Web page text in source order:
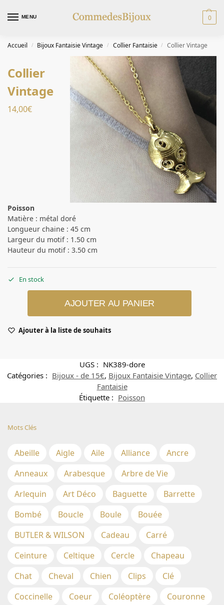
MENU 0
Accueil / Bijoux Fantaisie Vintage / Collier Fantaisie / Collier Vintage
Collier
Vintage
14,00€
Poisson
Matière : métal doré
Longueur chaine : 45 cm
Largeur du motif : 1.50 cm
Hauteur du motif : 3.50 cm
En stock
AJOUTER AU PANIER
Ajouter à la liste de souhaits
UGS : NK389-dore
Catégories : Bijoux - de 15€, Bijoux Fantaisie Vintage, Collier
Fantaisie
Étiquette : Poisson
Mots Clés
Abeille Aigle Aile Alliance
Ancre
Anneaux
Arabesque
Arbre de Vie
Arlequin
Art Déco Baguette
Barrette
Bombé
Boucle Boule
Bouée
BUTLER & WILSON
Cadeau
Carré
Ceinture
Celtique Cercle
Chapeau
Chat
Cheval Chien Clips
Clé
Coccinelle
Coeur Coléoptère
Couronne